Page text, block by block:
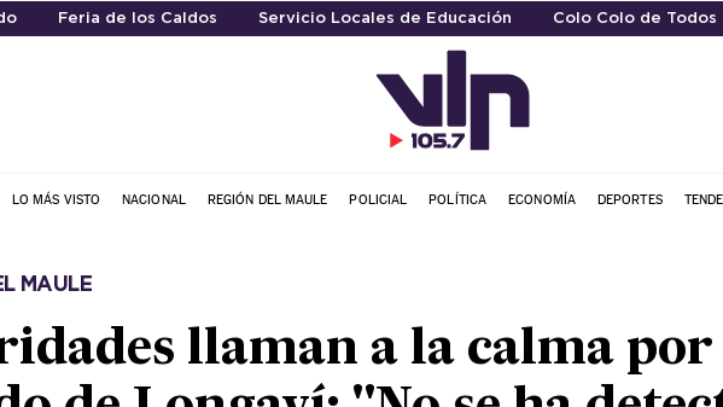
Feria de los Caldos Servicio Locales de Educación Colo Colo de Todos
LO MÁS VISTO NACIONAL REGIÓN DEL MAULE POLICIAL POLÍTICA ECONOMÍA DEPORTES
MAULE
llaman a la calma por